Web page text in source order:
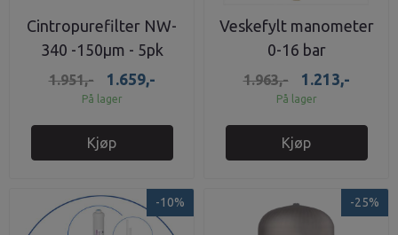
Cintropurefilter NW-
340 -150μm - 5pk
NYLON
1.951,- 1.659,-
På lager
Kjøp
Veskefylt manometer
0-16 bar
1.963,- 1.213,-
På lager
Kjøp
-10% -25%